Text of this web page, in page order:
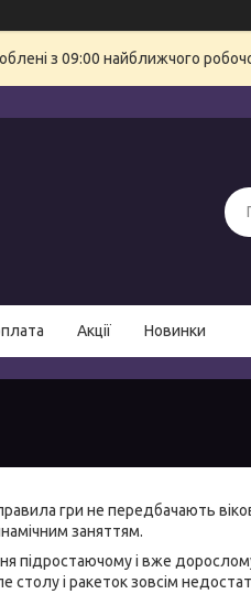
з 09:00 найближчого
Акції Новинки
гри не передбачають
заняттям.
підростаючому і вже
і ракеток зовсім